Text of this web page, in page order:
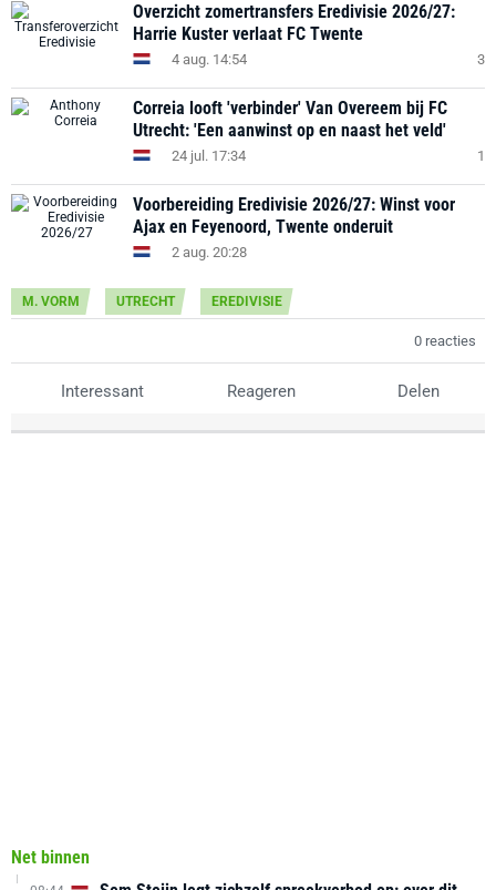
Overzicht zomertransfers Eredivisie 2026/27:
Harrie Kuster verlaat FC Twente
4 aug. 14:54 3
Correia looft 'verbinder' Van Overeem bij FC
Utrecht: 'Een aanwinst op en naast het veld'
24 jul. 17:34 1
Voorbereiding Eredivisie 2026/27: Winst voor
Ajax en Feyenoord, Twente onderuit
2 aug. 20:28
M. VORM UTRECHT EREDIVISIE
0 reacties
Interessant Reageren Delen
Net binnen